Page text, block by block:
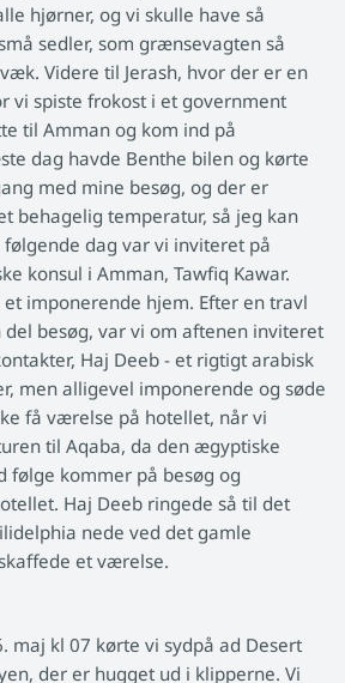
hjørner, og vi skulle have så
sedler, som grænsevagten så
Videre til Jerash, hvor der er en
vi spiste frokost i et government
til Amman og kom ind på
dag havde Benthe bilen og kørte
med mine besøg, og der er
behagelig temperatur, så jeg kan
dag var vi inviteret på
konsul i Amman, Tawfiq Kawar.
imponerende hjem. Efter en travl
besøg, var vi om aftenen inviteret
Haj Deeb - et rigtigt arabisk
men alligevel imponerende og søde
få værelse på hotellet, når vi
til Aqaba, da den ægyptiske
følge kommer på besøg og
Haj Deeb ringede så til det
nede ved det gamle
et værelse.
maj kl 07 kørte vi sydpå ad Desert
der er hugget ud i klipperne. Vi